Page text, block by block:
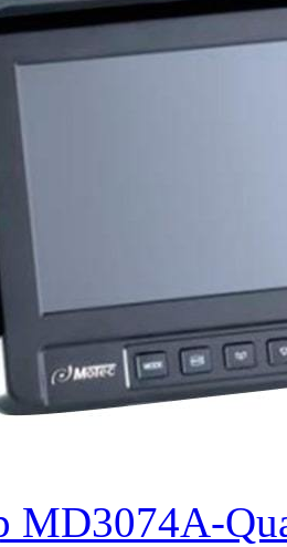
MD3074A-